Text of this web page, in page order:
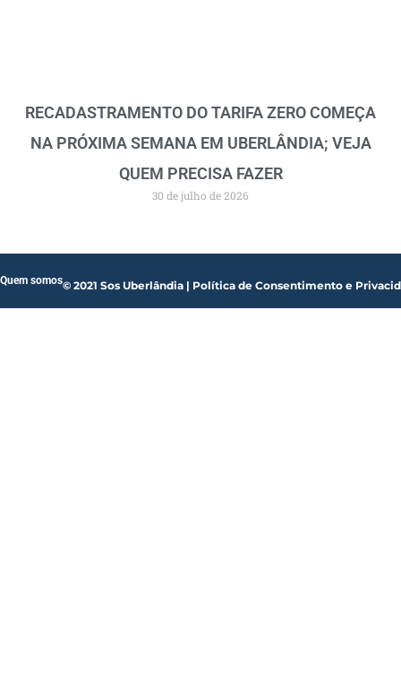
RECADASTRAMENTO DO TARIFA ZERO COMEÇA
NA PRÓXIMA SEMANA EM UBERLÂNDIA; VEJA
QUEM PRECISA FAZER
30 de julho de 2026
© 2021 Sos Uberlândia | Política de Consentimento e
Quem somos